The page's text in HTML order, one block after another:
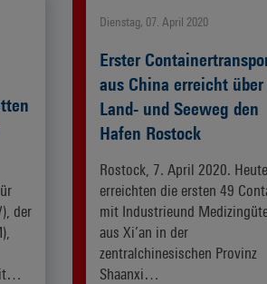
der
Dienstag, 07. April 2020
Erster
aus China erreicht über
Land- und Seeweg den
Hafen Rostock
Rostock, 7. April 2020. Heute
erreichten die ersten 49
mit Industrieund
aus Xi’an in der
zentralchinesischen Provinz
Shaanxi…